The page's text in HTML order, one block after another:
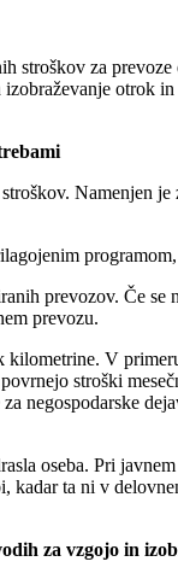
stroškov za
otrok
Namenjen
prevozov. Če
prevozu.
kilometrine. V
stroški
negospodarske
oseba. Pri
kadar ta ni v
za vzgojo in